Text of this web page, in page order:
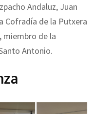
Andaluz, Juan
Cofradía de la Putxera
miembro de la
Antonio.